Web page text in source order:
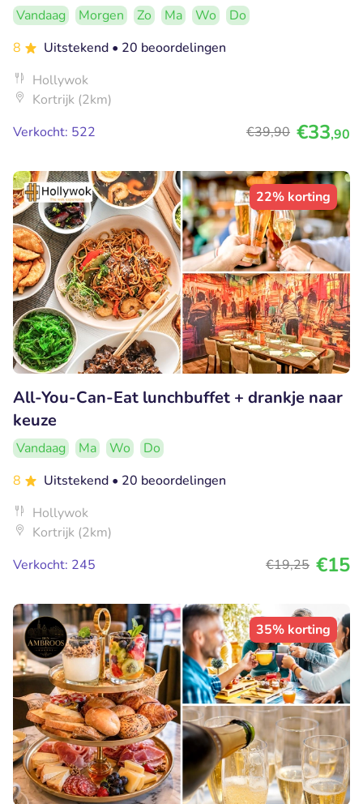
Vandaag Morgen Zo Ma Wo
Do
8
Uitstekend • 20 beoordelingen
Hollywok
Kortrijk (2km)
Verkocht: 522
€39,90 €33,90
22% korting
All-You-Can-Eat lunchbuffet + drankje naar
keuze
Vandaag Ma Wo
Do
8
Uitstekend • 20 beoordelingen
Hollywok
Kortrijk (2km)
Verkocht: 245
€19,25 €15
35% korting